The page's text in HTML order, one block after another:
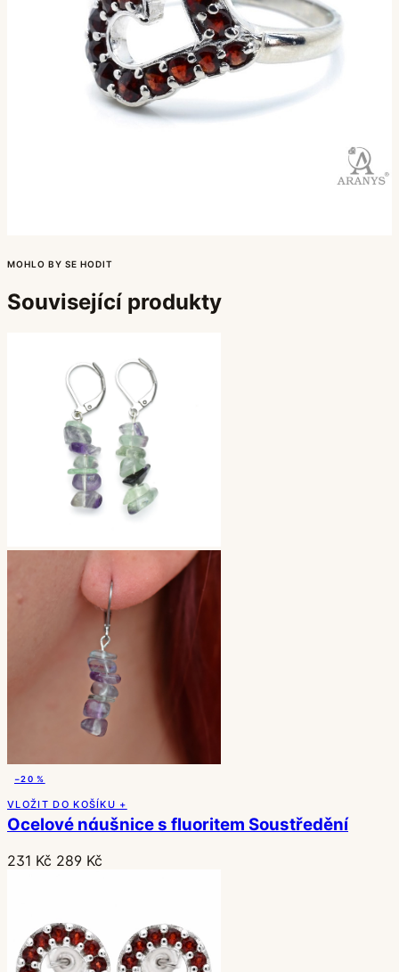
MOHLO BY SE HODIT
Související produkty
−20 %
VLOŽIT DO KOŠÍKU +
Ocelové náušnice s fluoritem Soustředění
231 Kč 289 Kč